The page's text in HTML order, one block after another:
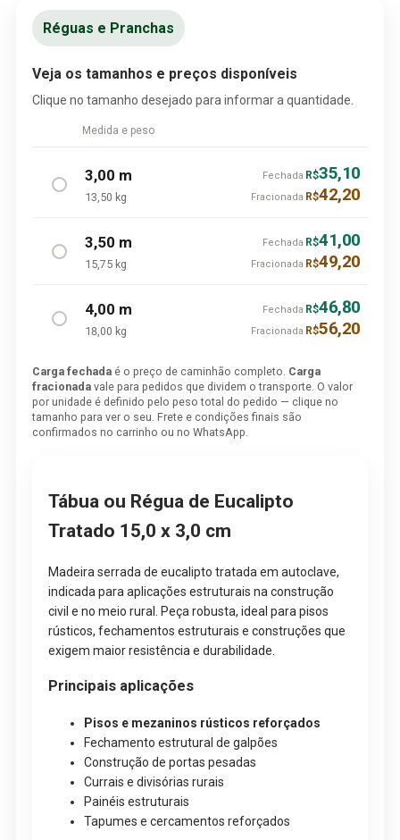
Réguas e Pranchas
Veja os tamanhos e preços disponíveis
Clique no tamanho desejado para informar a quantidade.
Medida e peso
3,00 m
13,50 kg
Fechada R$35,10
Fracionada R$42,20
3,50 m
15,75 kg
Fechada R$41,00
Fracionada R$49,20
4,00 m
18,00 kg
Fechada R$46,80
Fracionada R$56,20
Carga fechada é o preço de caminhão completo. Carga
fracionada vale para pedidos que dividem o transporte. O valor
por unidade é definido pelo peso total do pedido — clique no
tamanho para ver o seu. Frete e condições finais são
confirmados no carrinho ou no WhatsApp.
Tábua ou Régua de Eucalipto
Tratado 15,0 x 3,0 cm
Madeira serrada de eucalipto tratada em autoclave,
indicada para aplicações estruturais na construção
civil e no meio rural. Peça robusta, ideal para pisos
rústicos, fechamentos estruturais e construções que
exigem maior resistência e durabilidade.
Principais aplicações
Pisos e mezaninos rústicos reforçados
Fechamento estrutural de galpões
Construção de portas pesadas
Currais e divisórias rurais
Painéis estruturais
Tapumes e cercamentos reforçados